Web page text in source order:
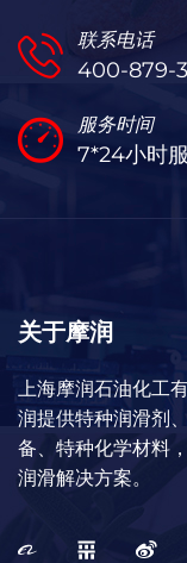
联系电话
400-879-
服务时间
7*24小时
关于摩润
上海摩润石油化工
润提供特种润滑剂
备、特种化学材料
润滑解决方案。